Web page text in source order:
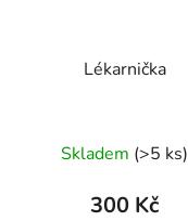
Lékarnička
Skladem (>5 ks)
300 Kč